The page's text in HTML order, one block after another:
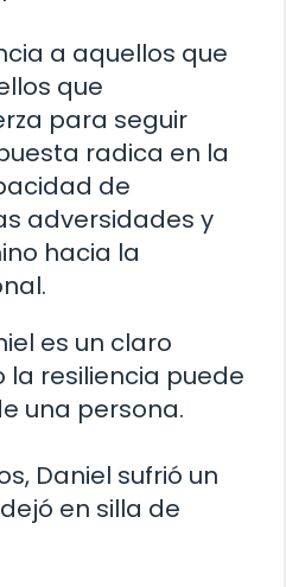
a aquellos que
que
para seguir
radica en la
de
adversidades y
hacia la
es un claro
resiliencia puede
una persona.
Daniel sufrió un
en silla de